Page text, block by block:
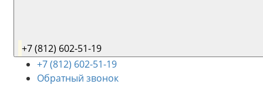
+7 (812) 602-51-19
+7 (812) 602-51-19
Обратный звонок